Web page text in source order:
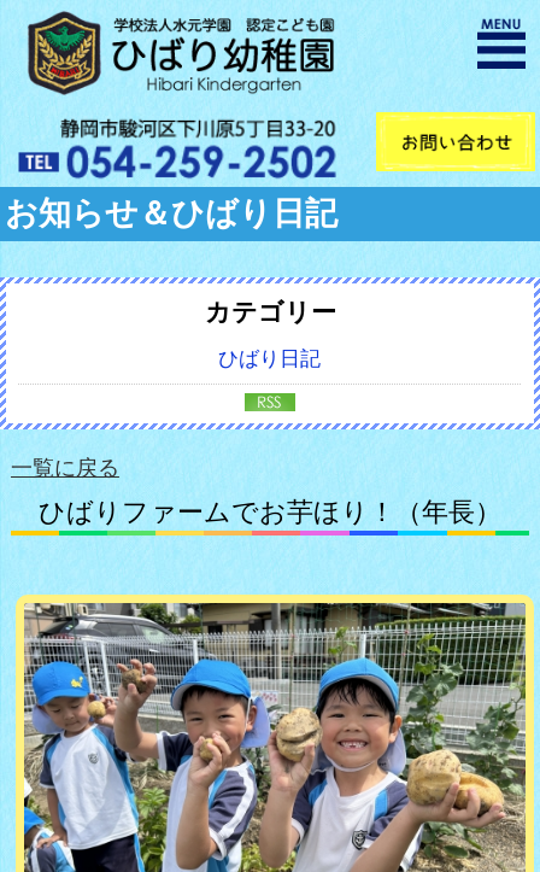
お知らせ＆ひばり日記
一覧に戻る
ひばりファームでお芋ほり！（年長）
カテゴリー
ひばり日記